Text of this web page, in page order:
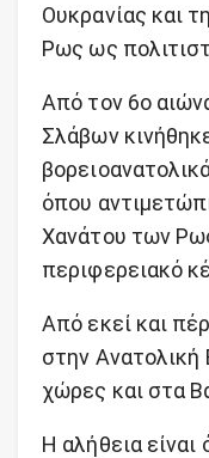
Ουκρανίας και
Ρως ως
Από τον 6ο
Σλάβων
όπου
Χανάτου των
περιφερειακό
Από εκεί και
στην Ανατολική
χώρες και στα
Η αλήθεια είναι